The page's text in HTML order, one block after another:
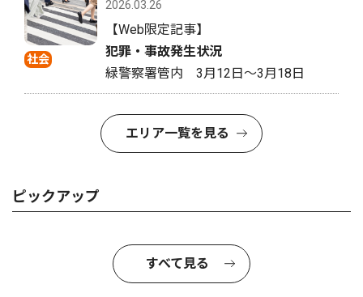
社会
2026.03.26
【Web限定記事】
犯罪・事故発生状況
緑警察署管内 3月12日〜3月18日
エリア一覧を見る
ピックアップ
すべて見る